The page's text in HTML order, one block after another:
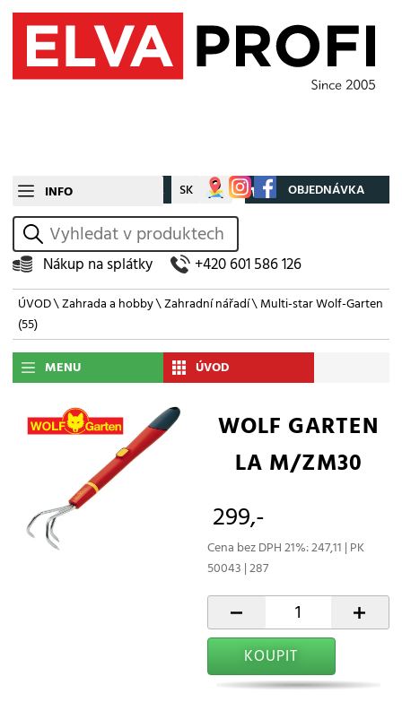
INFO CZ SK Můj účet OBJEDNÁVKA
vyhledat
Nákup na splátky +420 601 586 126
ÚVOD\Zahrada a hobby\Zahradní nářadí\Multi-star Wolf-Garten
(55)
MENU ÚVOD
WOLF GARTEN
LA M/ZM30
299,-
Cena bez DPH 21%: 247,11 | PK
50043 | 287
- +
KOUPIT